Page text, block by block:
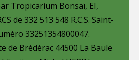
Tropicarium Bonsaï, EI,
de 332 513 548 R.C.S. Saint-
33251354800047.
de Brédérac 44500 La Baule